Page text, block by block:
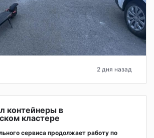
2 дня назад
контейнеры в
кластере
сервиса продолжает работу по